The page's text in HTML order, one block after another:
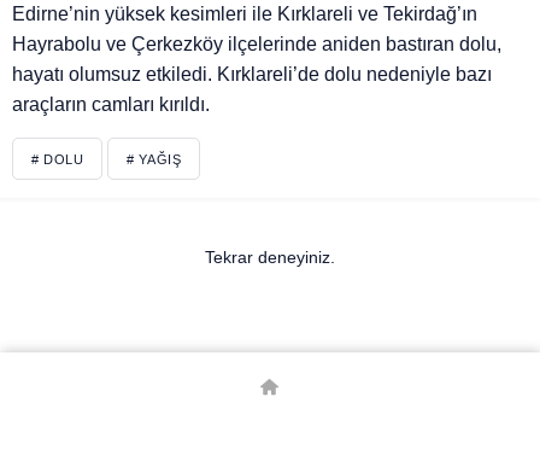
Edirne’nin yüksek kesimleri ile Kırklareli ve Tekirdağ’ın
Hayrabolu ve Çerkezköy ilçelerinde aniden bastıran dolu,
hayatı olumsuz etkiledi. Kırklareli’de dolu nedeniyle bazı
araçların camları kırıldı.
# DOLU # YAĞIŞ
Tekrar deneyiniz.
© Telif Hakkı 2026, Tüm Hakları Saklıdır.